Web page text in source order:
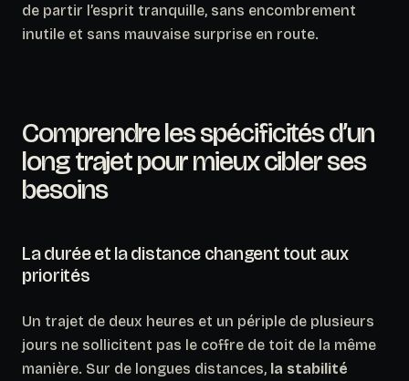
de partir l’esprit tranquille, sans encombrement
inutile et sans mauvaise surprise en route.
Comprendre les spécificités d’un
long trajet pour mieux cibler ses
besoins
La durée et la distance changent tout aux
priorités
Un trajet de deux heures et un périple de plusieurs
jours ne sollicitent pas le coffre de toit de la même
manière. Sur de longues distances, la stabilité